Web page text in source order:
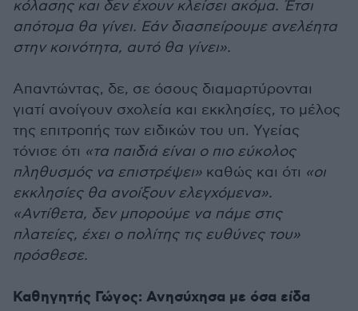
κόλασης και δεν έχουν κλείσει ακόμα. Έτσι
απότομα θα γίνει. Εάν διασπείρουμε ανελέητα
στην κοινότητα, αυτό θα γίνει».
Απαντώντας, δε, σε όσους διαμαρτύρονται
γιατί ανοίγουν σχολεία και εκκλησίες, το μέλος
της επιτροπής των ειδικών του υπ. Υγείας
τόνισε ότι «τα παιδιά είναι ο πιο εύκολος
πληθυσμός να επιστρέψει» καθώς και ότι «οι
εκκλησίες θα ανοίξουν ελεγχόμενα».
«Αντίθετα, δεν μπορούμε να πάμε στις
πλατείες, έχει ο πολίτης τις ευθύνες του»
πρόσθεσε.
Καθηγητής Γώγος: Ανησύχησα με όσα είδα